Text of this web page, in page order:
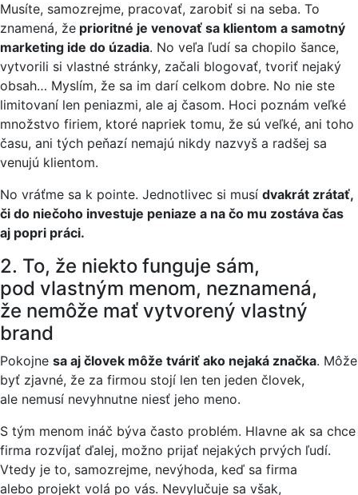
Musíte, samozrejme, pracovať, zarobiť si na seba. To
znamená, že prioritné je venovať sa klientom a samotný
marketing ide do úzadia. No veľa ľudí sa chopilo šance,
vytvorili si vlastné stránky, začali blogovať, tvoriť nejaký
obsah… Myslím, že sa im darí celkom dobre. No nie ste
limitovaní len peniazmi, ale aj časom. Hoci poznám veľké
množstvo firiem, ktoré napriek tomu, že sú veľké, ani toho
času, ani tých peňazí nemajú nikdy nazvyš a radšej sa
venujú klientom.
No vráťme sa k pointe. Jednotlivec si musí dvakrát zrátať,
či do niečoho investuje peniaze a na čo mu zostáva čas
aj popri práci.
2. To, že niekto funguje sám,
pod vlastným menom, neznamená,
že nemôže mať vytvorený vlastný
brand
Pokojne sa aj človek môže tváriť ako nejaká značka. Môže
byť zjavné, že za firmou stojí len ten jeden človek,
ale nemusí nevyhnutne niesť jeho meno.
S tým menom ináč býva často problém. Hlavne ak sa chce
firma rozvíjať ďalej, možno prijať nejakých prvých ľudí.
Vtedy je to, samozrejme, nevýhoda, keď sa firma
alebo projekt volá po vás. Nevylučuje sa však,